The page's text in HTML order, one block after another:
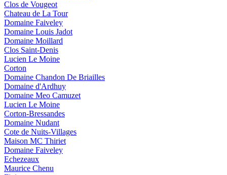
Clos de Vougeot
Chateau de La Tour
Domaine Faiveley
Domaine Louis Jadot
Domaine Moillard
Clos Saint-Denis
Lucien Le Moine
Corton
Domaine Chandon De Briailles
Domaine d'Ardhuy
Domaine Meo Camuzet
Lucien Le Moine
Corton-Bressandes
Domaine Nudant
Cote de Nuits-Villages
Maison MC Thiriet
Domaine Faiveley
Echezeaux
Maurice Chenu